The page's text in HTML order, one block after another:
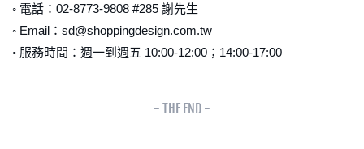
◦ 電話：02-8773-9808 #285 謝先生
◦ Email：sd@shoppingdesign.com.tw
◦ 服務時間：週一到週五 10:00-12:00；14:00-17:00
- THE END -